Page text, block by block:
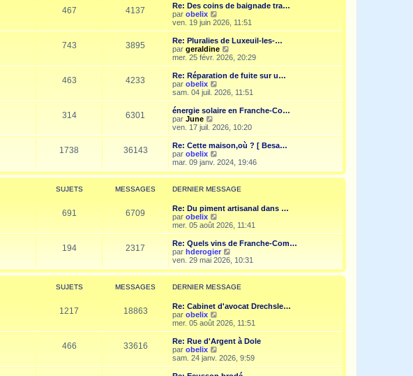
e
r
n
i
e
r
m
e
s
s
a
g
e
467 4137
Re: Des coins de baignade tra…
par obelix
o
i
r
l
e
r
n
i
r
e
s
s
g
e
ven. 19 juin 2026, 11:51
743 3895
Re: Pluralies de Luxeuil-les-…
par geraldine
o
i
r
e
d
r
n
i
r
e
s
a
e
mer. 25 févr. 2026, 20:29
463 4233
Re: Réparation de fuite sur u…
par obelix
o
i
r
e
e
r
n
i
e
m
s
a
g
e
sam. 04 juil. 2026, 11:51
314 6301
énergie solaire en Franche-Co…
par June
o
i
r
l
e
e
r
n
e
r
m
e
s
s
a
g
e
ven. 17 juil. 2026, 10:20
1738 36143
Re: Cette maison,où ? [ Besa…
par obelix
o
i
r
l
e
n
i
e
r
m
e
s
g
mar. 09 janv. 2024, 19:46
SUJETS MESSAGES DERNIER MESSAGE
691 6709
Re: Du piment artisanal dans …
par obelix
o
i
r
l
e
e
r
n
e
m
e
s
a
g
mer. 05 août 2026, 11:41
194 2317
Re: Quels vins de Franche-Com…
par hderogier
o
i
r
l
e
n
i
e
m
e
ven. 29 mai 2026, 10:31
SUJETS MESSAGES DERNIER MESSAGE
1217 18863
Re: Cabinet d'avocat Drechsle…
par obelix
o
i
r
e
e
mer. 05 août 2026, 11:51
466 33616
Re: Rue d'Argent à Dole
par obelix
o
i
r
sam. 24 janv. 2026, 9:59